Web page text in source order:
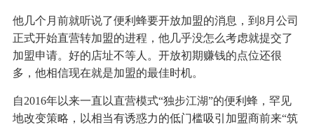
他几个月前就听说了便利蜂要开放加盟的消息，到8月公司
正式开始直营转加盟的进程，他几乎没怎么考虑就提交了
加盟申请。好的店址不等人。开放初期赚钱的点位还很
多，他相信现在就是加盟的最佳时机。
自2016年以来一直以直营模式“独步江湖”的便利蜂，罕见
地改变策略，以相当有诱惑力的低门槛吸引加盟商前来“筑